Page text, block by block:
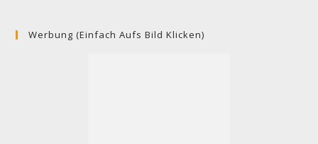
Werbung (einfach Aufs Bild Klicken)